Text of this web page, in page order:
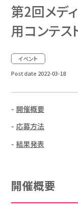
第2回メデ
用コンテス
イベント
Post date 2022-03-18
開催概要
応募方法
結果発表
開催概要